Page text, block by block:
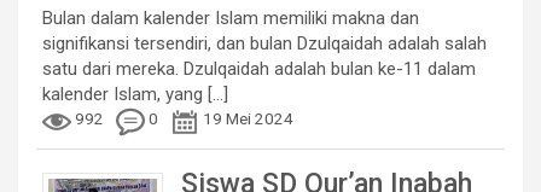
Bulan dalam kalender Islam memiliki makna dan
signifikansi tersendiri, dan bulan Dzulqaidah adalah salah
satu dari mereka. Dzulqaidah adalah bulan ke-11 dalam
kalender Islam, yang [...]
992 0 19 Mei 2024
Siswa SD Qur’an Inabah